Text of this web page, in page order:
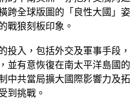
跨全球版圖的「良性大國」姿
戰狼刻板印象。
投入，包括外交及軍事手段，
並有意恢復在南太平洋島國的
中共當局擴大國際影響力及拓
到挑戰。